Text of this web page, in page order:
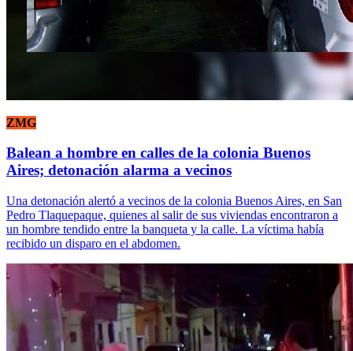
ZMG
Balean a hombre en calles de la colonia Buenos
Aires; detonación alarma a vecinos
Una detonación alertó a vecinos de la colonia Buenos Aires, en San
Pedro Tlaquepaque, quienes al salir de sus viviendas encontraron a
un hombre tendido entre la banqueta y la calle. La víctima había
recibido un disparo en el abdomen.